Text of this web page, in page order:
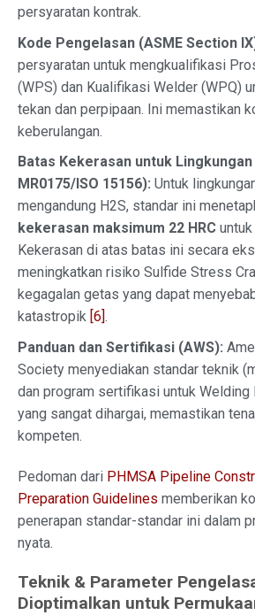
persyaratan kontrak.
Kode Pengelasan (ASME Section
persyaratan untuk mengkualifikasi
(WPS) dan Kualifikasi Welder (WPQ)
tekan dan perpipaan. Ini memastikan
keberulangan.
Batas Kekerasan untuk
MR0175/ISO 15156): Untuk
mengandung H2S, standar ini
kekerasan maksimum 22 HRC untuk
Kekerasan di atas batas ini secara
meningkatkan risiko Sulfide Stress
kegagalan getas yang dapat
katastropik [6] .
Panduan dan Sertifikasi (AWS):
Society menyediakan standar teknik
dan program sertifikasi untuk Welding
yang sangat dihargai, memastikan
kompeten.
Pedoman dari PHMSA Pipeline
Preparation Guidelines memberikan
penerapan standar-standar ini dalam
nyata.
Teknik & Parameter
Dioptimalkan untuk